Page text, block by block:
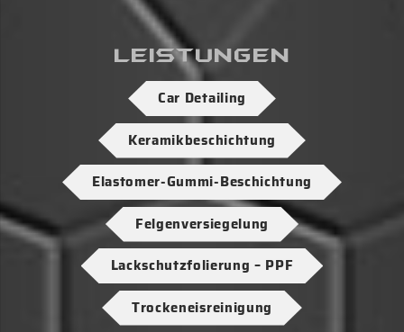
Leistungen
Car Detailing
Keramikbeschichtung
Elastomer-Gummi-Beschichtung
Felgenversiegelung
Lackschutzfolierung – PPF
Trockeneisreinigung